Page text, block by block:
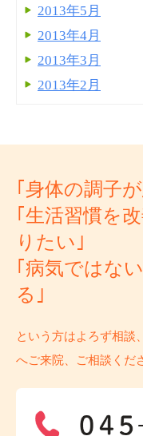
2013年5月
2013年4月
2013年3月
2013年2月
｢身体の調子
｢生活習慣を
りたい｣
｢病気ではな
る｣
という方はよろず相談
へご来院、ご相談くだ